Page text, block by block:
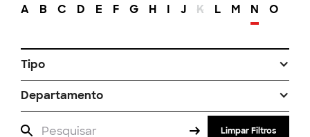
A B C D E F G H I J K L M N O
Tipo
Departamento
Limpar Filtros